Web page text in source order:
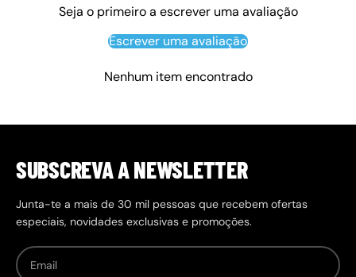
Seja o primeiro a escrever uma avaliação
Escrever uma avaliação
Nenhum item encontrado
SUBSCREVA A NEWSLETTER
Junta-te a mais de 30 mil pessoas que recebem ofertas
especiais, novidades exclusivas e promoções.